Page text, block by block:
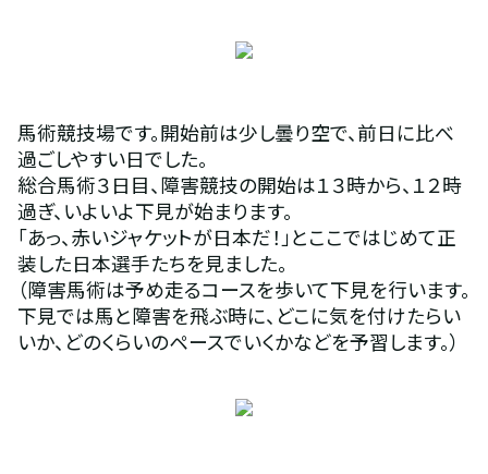
馬術競技場です。開始前は少し曇り空で、前日に比べ
過ごしやすい日でした。
総合馬術３日目、障害競技の開始は１３時から、１２時
過ぎ、いよいよ下見が始まります。
「あっ、赤いジャケットが日本だ！」とここではじめて正
装した日本選手たちを見ました。
（障害馬術は予め走るコースを歩いて下見を行います。
下見では馬と障害を飛ぶ時に、どこに気を付けたらい
いか、どのくらいのペースでいくかなどを予習します。）